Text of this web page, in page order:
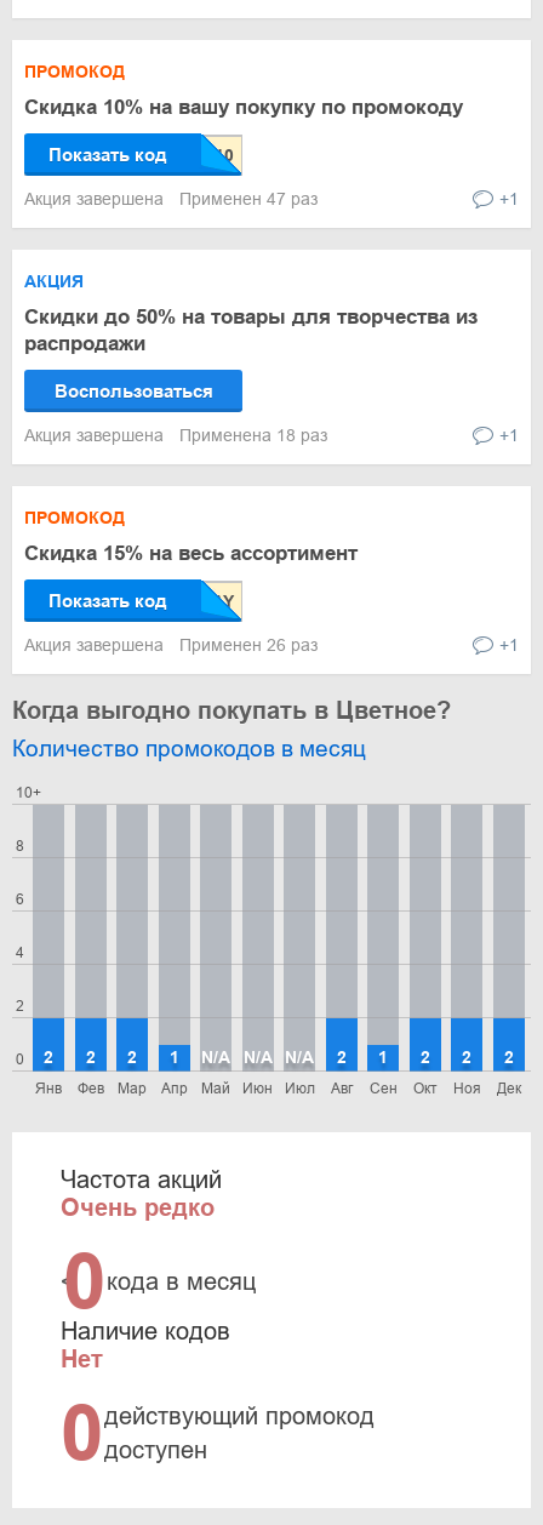
ПРОМОКОД
Скидка 10% на вашу покупку по промокоду
Показать код
Акция завершена Применен 47 раз +1
АКЦИЯ
Скидки до 50% на товары для творчества из
распродажи
Воспользоваться
Акция завершена Применена 18 раз +1
ПРОМОКОД
Скидка 15% на весь ассортимент
Показать код
Акция завершена Применен 26 раз +1
Когда выгодно покупать в Цветное?
Количество промокодов в месяц
0
2
4
6
8
10+
Янв
2
Фев
2
Мар
2
Апр
1
Май
N/A
Июн
N/A
Июл
N/A
Авг
2
Сен
1
Окт
2
Ноя
2
Дек
2
Частота акций
Очень редко
<0кода в месяц
Наличие кодов
Нет
0действующий промокод
доступен